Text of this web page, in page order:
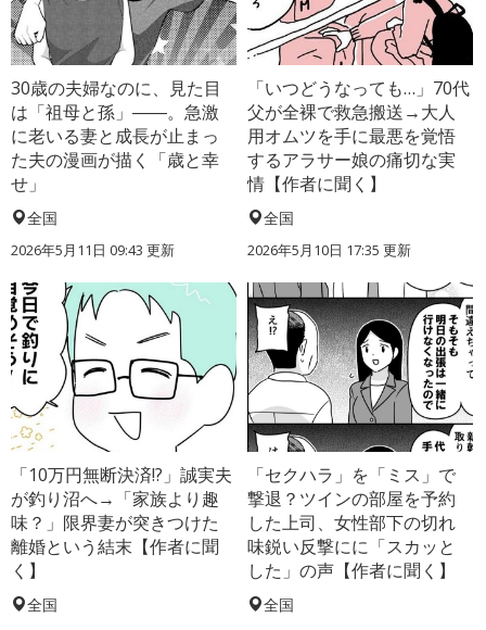
30歳の夫婦なのに、見た目
は「祖母と孫」――。急激
に老いる妻と成長が止まっ
た夫の漫画が描く「歳と幸
せ」
全国
2026年5月11日 09:43 更新
「いつどうなっても…」70代
父が全裸で救急搬送→大人
用オムツを手に最悪を覚悟
するアラサー娘の痛切な実
情【作者に聞く】
全国
2026年5月10日 17:35 更新
「10万円無断決済!?」誠実夫
が釣り沼へ→「家族より趣
味？」限界妻が突きつけた
離婚という結末【作者に聞
く】
全国
「セクハラ」を「ミス」で
撃退？ツインの部屋を予約
した上司、女性部下の切れ
味鋭い反撃にに「スカッと
した」の声【作者に聞く】
全国